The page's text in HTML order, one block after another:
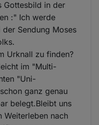
Gottesbild in der
:" Ich werde
Sendung Moses
Urknall zu finden?
im "Multi-
"Uni-
ganz genau
belegt.Bleibt uns
Weiterleben nach